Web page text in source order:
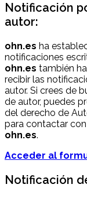
Notificación
autor:
ohn.es ha
notificaciones
ohn.es también
recibir las
autor. Si crees de
de autor, puedes
del derecho de
para contactar
ohn.es.
Acceder al
Notificación